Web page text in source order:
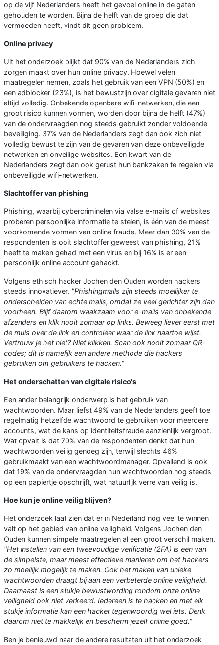
op de vijf Nederlanders heeft het gevoel online in de gaten
gehouden te worden. Bijna de helft van de groep die dat
vermoeden heeft, vindt dit geen probleem.
Online privacy
Uit het onderzoek blijkt dat 90% van de Nederlanders zich
zorgen maakt over hun online privacy. Hoewel velen
maatregelen nemen, zoals het gebruik van een VPN (50%) en
een adblocker (23%), is het bewustzijn over digitale gevaren niet
altijd volledig. Onbekende openbare wifi-netwerken, die een
groot risico kunnen vormen, worden door bijna de helft (47%)
van de ondervraagden nog steeds gebruikt zonder voldoende
beveiliging. 37% van de Nederlanders zegt dan ook zich niet
volledig bewust te zijn van de gevaren van deze onbeveiligde
netwerken en onveilige websites. Een kwart van de
Nederlanders zegt dan ook gerust hun bankzaken te regelen via
onbeveiligde wifi-netwerken.
Slachtoffer van phishing
Phishing, waarbij cybercriminelen via valse e-mails of websites
proberen persoonlijke informatie te stelen, is één van de meest
voorkomende vormen van online fraude. Meer dan 30% van de
respondenten is ooit slachtoffer geweest van phishing, 21%
heeft te maken gehad met een virus en bij 16% is er een
persoonlijk online account gehackt.
Volgens ethisch hacker Jochen den Ouden worden hackers
steeds innovatiever. "Phishingmails zijn steeds moeilijker te
onderscheiden van echte mails, omdat ze veel gerichter zijn dan
voorheen. Blijf daarom waakzaam voor e-mails van onbekende
afzenders en klik nooit zomaar op links. Beweeg liever eerst met
de muis over de link en controleer waar de link naartoe wijst.
Vertrouw je het niet? Niet klikken. Scan ook nooit zomaar QR-
codes; dit is namelijk een andere methode die hackers
gebruiken om gebruikers te hacken."
Het onderschatten van digitale risico's
Een ander belangrijk onderwerp is het gebruik van
wachtwoorden. Maar liefst 49% van de Nederlanders geeft toe
regelmatig hetzelfde wachtwoord te gebruiken voor meerdere
accounts, wat de kans op identiteitsfraude aanzienlijk vergroot.
Wat opvalt is dat 70% van de respondenten denkt dat hun
wachtwoorden veilig genoeg zijn, terwijl slechts 46%
gebruikmaakt van een wachtwoordmanager. Opvallend is ook
dat 19% van de ondervraagden hun wachtwoorden nog steeds
op een papiertje opschrijft, wat natuurlijk verre van veilig is.
Hoe kun je online veilig blijven?
Het onderzoek laat zien dat er in Nederland nog veel te winnen
valt op het gebied van online veiligheid. Volgens Jochen den
Ouden kunnen simpele maatregelen al een groot verschil maken.
"Het instellen van een tweevoudige verificatie (2FA) is een van
de simpelste, maar meest effectieve manieren om het hackers
zo moeilijk mogelijk te maken. Ook het maken van unieke
wachtwoorden draagt bij aan een verbeterde online veiligheid.
Daarnaast is een stukje bewustwording rondom onze online
veiligheid ook niet verkeerd. Iedereen is te hacken en met elk
stukje informatie kan een hacker tegenwoordig wel iets. Denk
daarom niet te makkelijk en bescherm jezelf online goed."
Ben je benieuwd naar de andere resultaten uit het onderzoek